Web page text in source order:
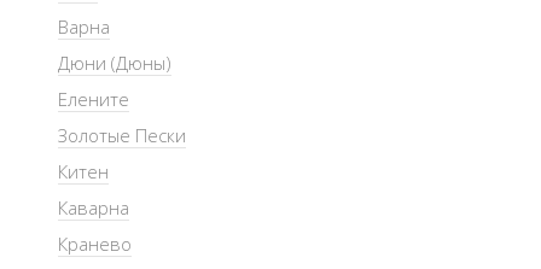
Варна
Дюни (Дюны)
Елените
Золотые Пески
Китен
Каварна
Кранево